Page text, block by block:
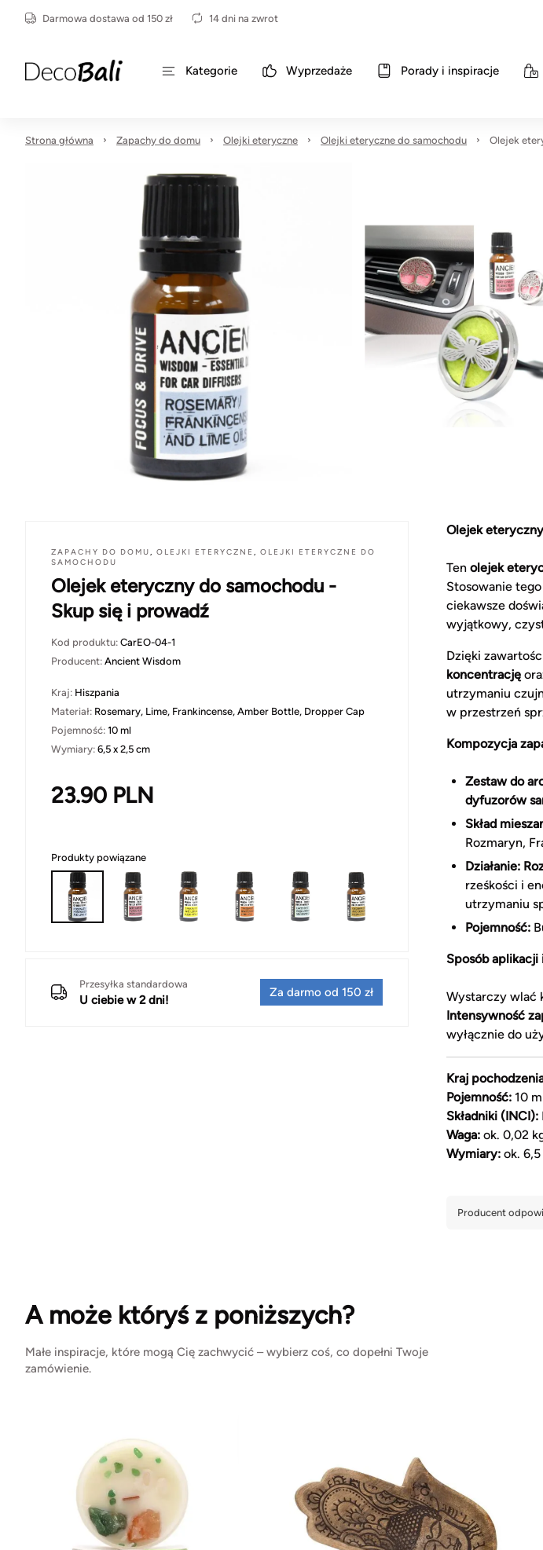
Darmowa dostawa od 150 zł 14 dni na zwrot
Kategorie Wyprzedaże Porady i inspiracje
Strona główna Zapachy do domu Olejki eteryczne Olejki eteryczne do samochodu Olejek
ZAPACHY DO DOMU, OLEJKI ETERYCZNE , OLEJKI ETERYCZNE DO
SAMOCHODU
Olejek eteryczny do samochodu -
Skup się i prowadź
Kod produktu: CarEO-04-1
Producent: Ancient Wisdom
Kraj: Hiszpania
Materiał: Rosemary, Lime, Frankincense, Amber Bottle, Dropper Cap
Pojemność: 10 ml
Wymiary: 6,5 x 2,5 cm
23.90 PLN
Produkty powiązane
Przesyłka standardowa
U ciebie w 2 dni!
Za darmo od 150 zł
Olejek
Ten olejek
Stosowanie
ciekawsze
wyjątkowy,
Dzięki
koncentrację
utrzymaniu
w przestrzeń
Kompozycja
Zestaw do
dyfuzorów
Skład
Rozmaryn,
Działanie:
rześkości i
utrzymaniu
Pojemność:
Sposób aplikacji
Wystarczy wlać
Intensywność
wyłącznie do
Kraj
Pojemność: 10
Składniki (INCI):
Waga: ok. 0,02
Wymiary: ok.
A może któryś z poniższych?
Małe inspiracje, które mogą Cię zachwycić – wybierz coś, co dopełni Twoje
zamówienie.